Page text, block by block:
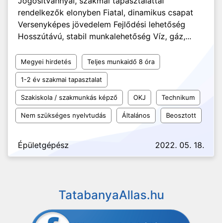
rendelkezők elonyben Fiatal, dinamikus csapat
Versenyképes jövedelem Fejlődési lehetőség
Hosszútávú, stabil munkalehetőség Víz, gáz,...
Megyei hirdetés Teljes munkaidő 8 óra
1-2 év szakmai tapasztalat
Szakiskola / szakmunkás képző OKJ Technikum
Nem szükséges nyelvtudás Általános Beosztott
Épületgépész 2022. 05. 18.
TatabanyaAllas.hu